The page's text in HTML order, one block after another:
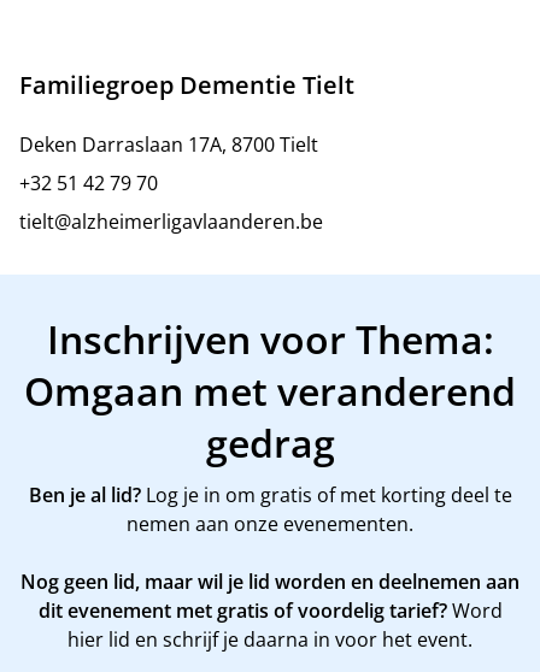
Familiegroep Dementie Tielt
Deken Darraslaan 17A, 8700 Tielt
+32 51 42 79 70
tielt@alzheimerligavlaanderen.be
Inschrijven voor Thema:
Omgaan met veranderend
gedrag
Ben je al lid?Log je in om gratis of met korting deel te
nemen aan onze evenementen.
Nog geen lid, maar wil je lid worden en deelnemen aan
dit evenement met gratis of voordelig tarief?Word
hier lid en schrijf je daarna in voor het event.